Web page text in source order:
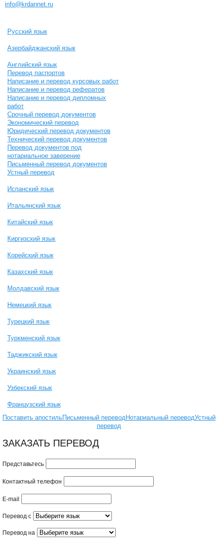
info@krdannet.ru
Русский язык
Азербайджанский язык
Английский язык
Перевод паспортов
Написание и перевод курсовых работ
Написание и перевод рефератов
Написание и перевод дипломных
работ
Срочный перевод документов
Экономический перевод
Юридический перевод документов
Технический перевод документов
Перевод документов под
нотариальное заверение
Письменный перевод документов
Устный перевод
Испанский язык
Итальянский язык
Китайский язык
Киргизский язык
Корейский язык
Казахский язык
Молдавский язык
Немецкий язык
Турецкий язык
Туркменский язык
Таджикский язык
Украинский язык
Узбекский язык
Французский язык
Поставить апостильПисьменный переводНотариальный переводУстный
перевод
ЗАКАЗАТЬ ПЕРЕВОД
Представьтесь
Контактный телефон
E-mail
Перевод с
Перевод на